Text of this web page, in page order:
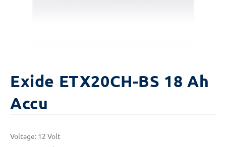
Exide ETX20CH-BS 18 Ah
Accu
Voltage: 12 Volt